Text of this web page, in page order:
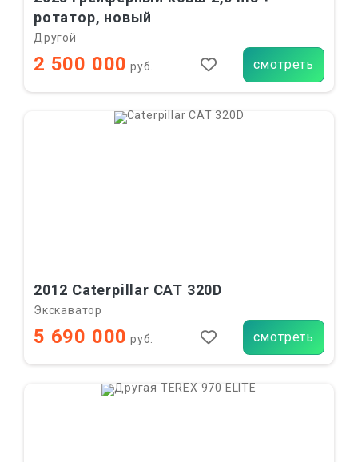
ротатор, новый
Другой
2 500 000 руб. смотреть
2012 Caterpillar CAT 320D
Экскаватор
5 690 000 руб. смотреть